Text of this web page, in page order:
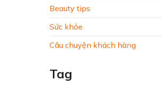
Beauty tips
Sức khỏe
Câu chuyện khách hàng
Tag